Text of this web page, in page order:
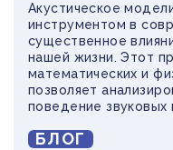
Акустическое
инструментом в
существенное
нашей жизни. Этот
математических и
позволяет
поведение звуковых
достижении
БЛОГ